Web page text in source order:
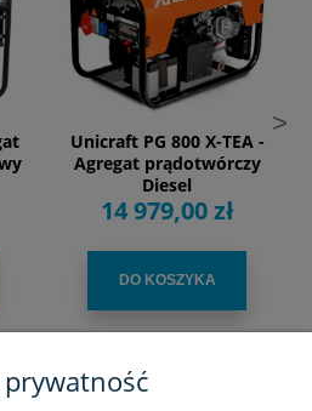
Unicraft PG 800 X-TEA -
Agregat prądotwórczy
Diesel
14 979,00 zł
DO KOSZYKA
>